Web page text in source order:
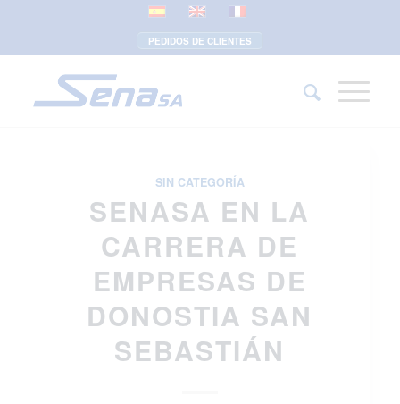
PEDIDOS DE CLIENTES
SIN CATEGORÍA
SENASA EN LA
CARRERA DE
EMPRESAS DE
DONOSTIA SAN
SEBASTIÁN